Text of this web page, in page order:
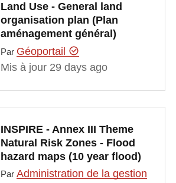
Land Use - General land
organisation plan (Plan
aménagement général)
Par Géoportail
Mis à jour 29 days ago
INSPIRE - Annex III Theme
Natural Risk Zones - Flood
hazard maps (10 year flood)
Par Administration de la gestion